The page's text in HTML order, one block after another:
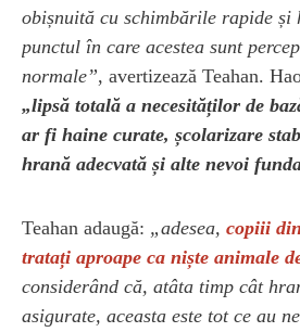
obișnuită cu schimbările rapide și
punctul în care acestea sunt
normale”, avertizează Teahan.
„lipsă totală a necesităților de
ar fi haine curate, școlarizare
hrană adecvată și alte nevoi
Teahan adaugă: „adesea, copiii
tratați aproape ca niște animale
considerând că, atâta timp cât
asigurate, aceasta este tot ce au